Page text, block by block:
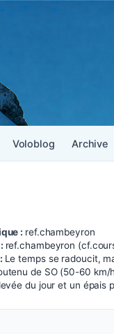
Voloblog Archive
: ref.chambeyron
ref.chambeyron
Le temps se radoucit,
de SO (50-60
du jour et un épais